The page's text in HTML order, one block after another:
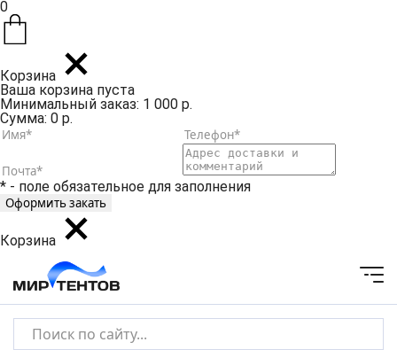
0
Корзина
Ваша корзина пуста
Минимальный заказ: 1 000 р.
Сумма: 0 р.
* - поле обязательное для заполнения
Корзина